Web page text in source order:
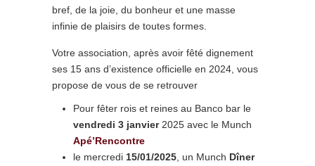
bref, de la joie, du bonheur et une masse
infinie de plaisirs de toutes formes.
Votre association, après avoir fêté dignement
ses 15 ans d’existence officielle en 2024, vous
propose de vous de se retrouver
Pour fêter rois et reines au Banco bar le
vendredi 3 janvier2025 avec le Munch
Apé’Rencontre
le mercredi 15/01/2025 , un Munch Dîner